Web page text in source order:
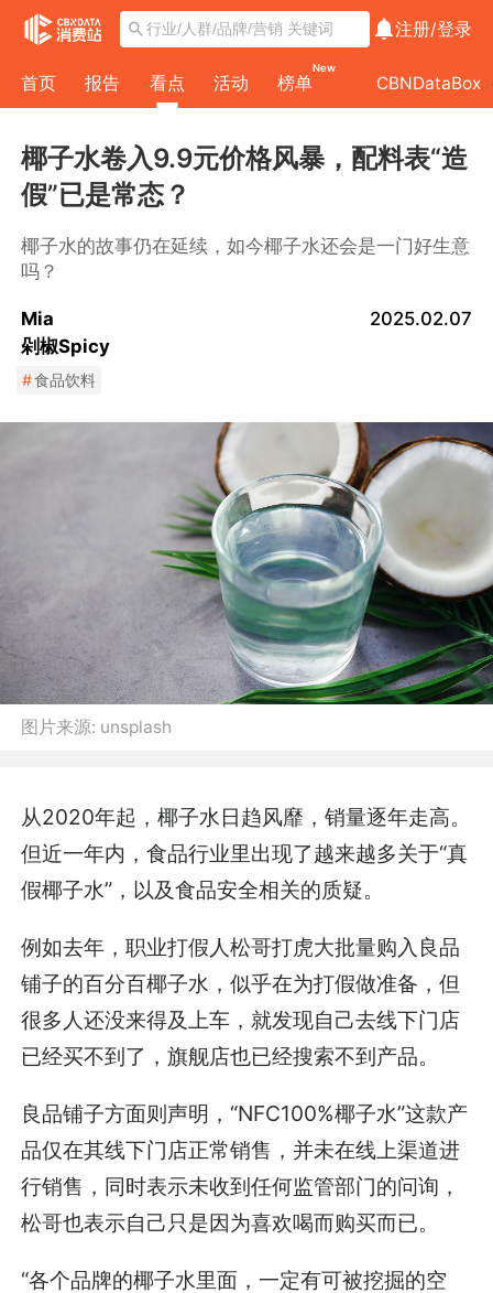
注册/登录
首页 报告 看点 活动 榜单
New
CBNDataBox
​椰子水卷入9.9元价格风暴，配料表“造
假”已是常态？
椰子水的故事仍在延续，如今椰子水还会是一门好生意
吗？
Mia
剁椒Spicy
2025.02.07
#食品饮料
图片来源: unsplash
从2020年起，椰子水日趋风靡，销量逐年走高。
但近一年内，食品行业里出现了越来越多关于“真
假椰子水”，以及食品安全相关的质疑。
例如去年，职业打假人松哥打虎大批量购入良品
铺子的百分百椰子水，似乎在为打假做准备，但
很多人还没来得及上车，就发现自己去线下门店
已经买不到了，旗舰店也已经搜索不到产品。
良品铺子方面则声明，“NFC100%椰子水”这款产
品仅在其线下门店正常销售，并未在线上渠道进
行销售，同时表示未收到任何监管部门的问询，
松哥也表示自己只是因为喜欢喝而购买而已。
“各个品牌的椰子水里面，一定有可被挖掘的空